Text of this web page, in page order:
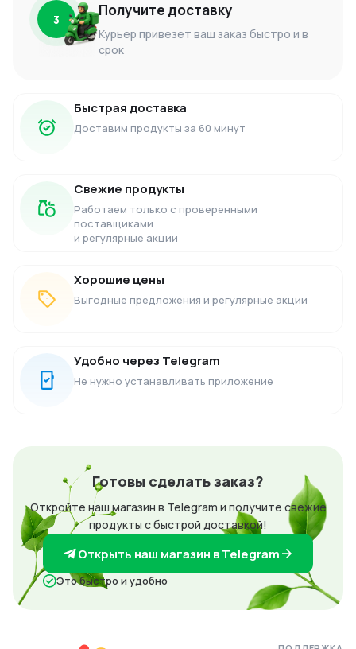
3 Получите доставку
Курьер привезет ваш заказ быстро и в
срок
Быстрая доставка
Доставим продукты за 60 минут
Свежие продукты
Работаем только с проверенными
поставщиками
и регулярные акции
Хорошие цены
Выгодные предложения и регулярные акции
Удобно через Telegram
Не нужно устанавливать приложение
Готовы сделать заказ?
Откройте наш магазин в Telegram и получите свежие
продукты с быстрой доставкой!
Открыть наш магазин в Telegram
Это быстро и удобно